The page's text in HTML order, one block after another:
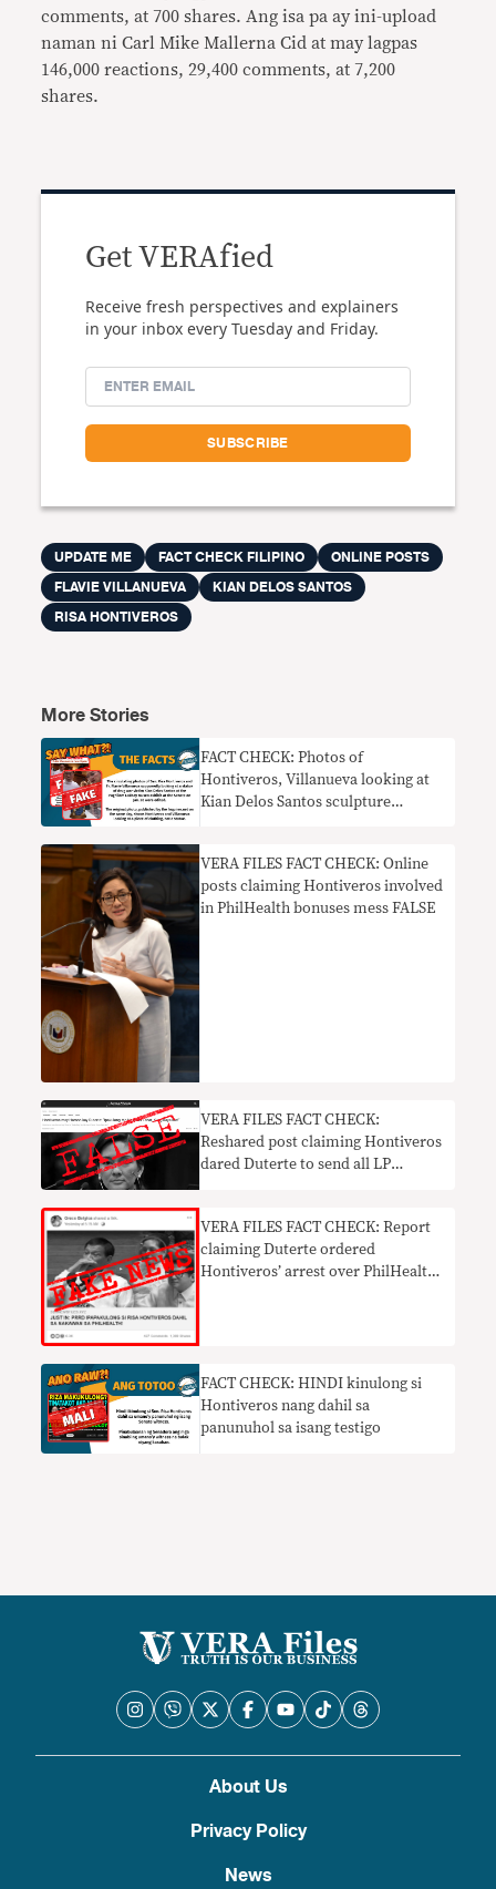
comments, at 700 shares. Ang isa pa ay ini-upload
naman ni Carl Mike Mallerna Cid at may lagpas
146,000 reactions, 29,400 comments, at 7,200
shares.
Get VERAfied
Receive fresh perspectives and explainers
in your inbox every Tuesday and Friday.
UPDATE ME FACT CHECK FILIPINO
ONLINE POSTS
FLAVIE VILLANUEVA
KIAN DELOS SANTOS
RISA HONTIVEROS
More Stories
FACT CHECK: Photos of
Hontiveros, Villanueva looking at
Kian Delos Santos sculpture
VERA FILES FACT CHECK: Online
posts claiming Hontiveros involved
in PhilHealth bonuses mess FALSE
VERA FILES FACT CHECK:
Reshared post claiming Hontiveros
dared Duterte to send all LP
VERA FILES FACT CHECK: Report
claiming Duterte ordered
Hontiveros’ arrest over PhilHealth
FACT CHECK: HINDI kinulong si
Hontiveros nang dahil sa
panunuhol sa isang testigo
About Us
Privacy Policy
News